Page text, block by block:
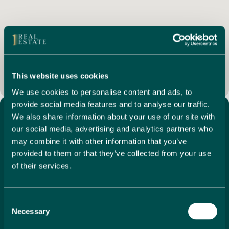
This website uses cookies
We use cookies to personalise content and ads, to
provide social media features and to analyse our traffic.
We also share information about your use of our site with
our social media, advertising and analytics partners who
may combine it with other information that you’ve
provided to them or that they’ve collected from your use
of their services.
Selection
Necessary
almacenamiento, junto con una placa de inducción, un
horno eléctrico y un gran congelador frigorífico. El aire
acondicionado garantiza comodidad durante los meses
más cálidos.
Una de las características más distintivas de la propiedad
es la sala de servicios, ingeniosamente incorporada en una
formación natural de cueva. Las paredes de roca expuesta
crean un espacio único y atmosférico, además de
proporcionar alojamiento práctico para una lavadora, un
lavavajillas y un frigorífico adicional para congelar.
La planta baja se completa con el primer baño, donde la
roca natural sigue proporcionando un telón de fondo
ducha nueva y accesorios contemporáneos.
Las escaleras suben hasta la primera planta, donde el
alojamiento continúa con un dormitorio doble luminoso y
Características Clave
Aire acondicionado
Chimenea